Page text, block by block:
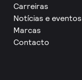
Carreiras
Notícias e eventos
Marcas
Contacto